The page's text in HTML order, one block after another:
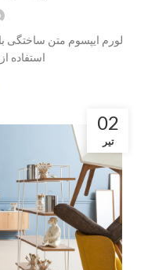
لورم ایپسوم متن ساختگی
استفاده
02
تیر